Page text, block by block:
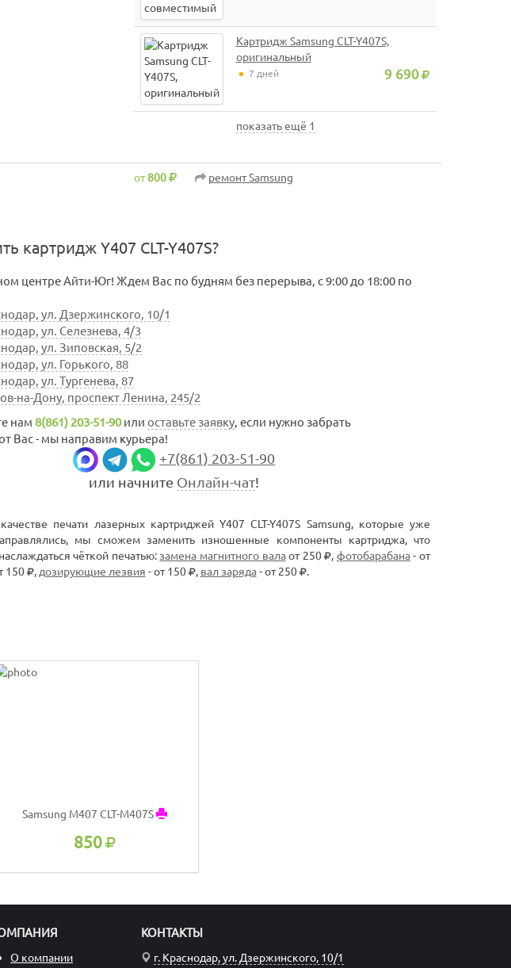
Картридж Samsung CLT-Y407S,
оригинальный
7 дней 9 690
показать ещё 1
от800 ремонт Samsung
картридж Y407 CLT-Y407S?
центре Айти-Юг! Ждем Вас по будням без перерыва, с 9:00 до 18:00 по
ул. Дзержинского, 10/1
ул. Селезнева, 4/3
ул. Зиповская, 5/2
ул. Горького, 88
ул. Тургенева, 87
на-Дону, проспект Ленина, 245/2
нам 8(861) 203-51-90или оставьте заявку, если нужно забрать
Вас - мы направим курьера!
+7(861) 203-51-90
или начните Онлайн-чат!
печати лазерных картриджей Y407 CLT-Y407S Samsung, которые уже
мы сможем заменить изношенные компоненты картриджа, что
чёткой печатью:замена магнитного валаот 250 , фотобарабана- от
150 ,дозирующие лезвия - от 150 , вал заряда- от 250 .
Samsung M407 CLT-M407S
850
О компании
КОНТАКТЫ
г. Краснодар, ул. Дзержинского, 10/1